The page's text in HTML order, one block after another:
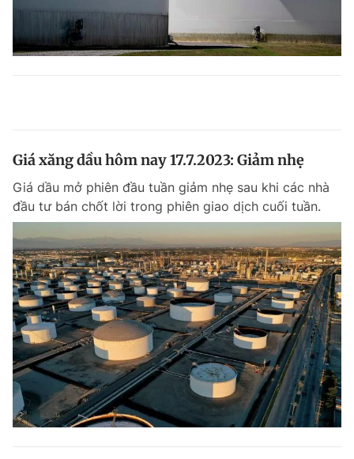
Giá xăng dầu hôm nay 17.7.2023: Giảm nhẹ
Giá dầu mở phiên đầu tuần giảm nhẹ sau khi các nhà
đầu tư bán chốt lời trong phiên giao dịch cuối tuần.